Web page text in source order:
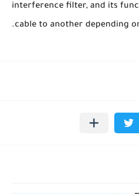
interference filter, and its
cable to another depending